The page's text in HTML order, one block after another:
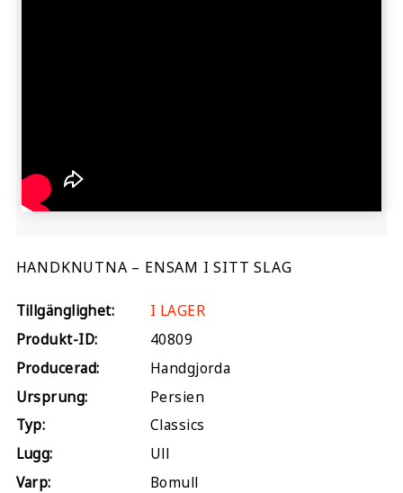
HANDKNUTNA – ENSAM I SITT SLAG
Tillgänglighet:
I LAGER
Produkt-ID:
40809
Producerad:
Handgjorda
Ursprung:
Persien
Typ:
Classics
Lugg:
Ull
Varp:
Bomull